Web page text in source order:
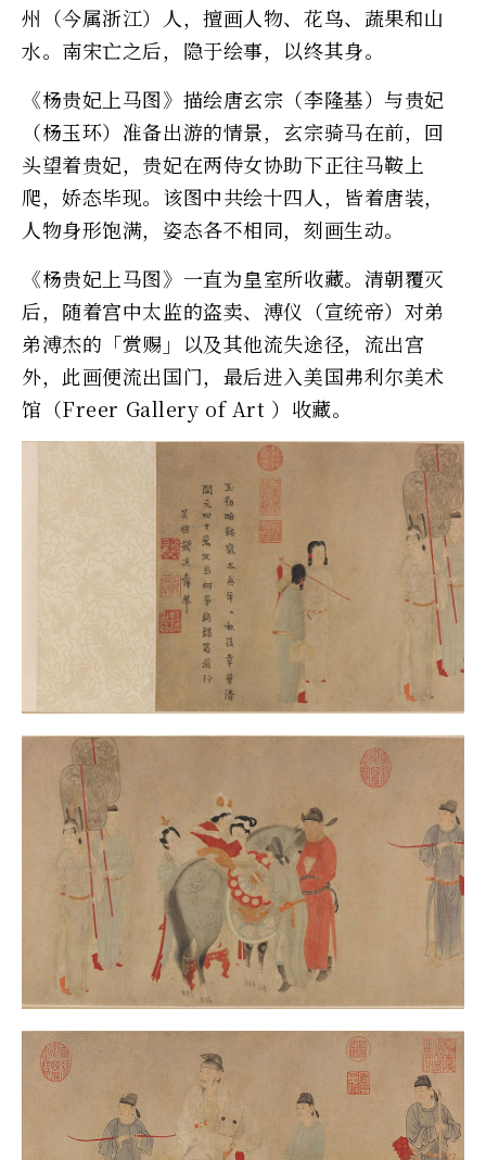
州（今属浙江）人，擅画人物、花鸟、蔬果和山
水。南宋亡之后，隐于绘事，以终其身。
《杨贵妃上马图》描绘唐玄宗（李隆基）与贵妃
（杨玉环）准备出游的情景，玄宗骑马在前，回
头望着贵妃，贵妃在两侍女协助下正往马鞍上
爬，娇态毕现。该图中共绘十四人，皆着唐装，
人物身形饱满，姿态各不相同，刻画生动。
《杨贵妃上马图》一直为皇室所收藏。清朝覆灭
后，随着宫中太监的盗卖、溥仪（宣统帝）对弟
弟溥杰的「赏赐」以及其他流失途径，流出宫
外，此画便流出国门，最后进入美国弗利尔美术
馆（Freer Gallery of Art ）收藏。